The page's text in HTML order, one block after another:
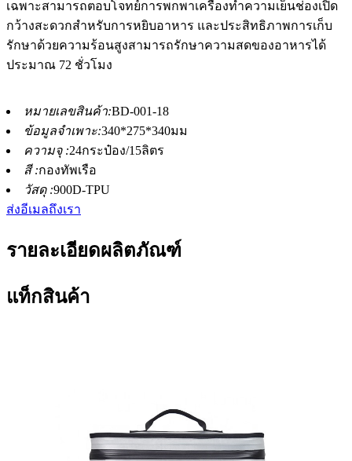
เฉพาะสามารถตอบโจทย์การพกพาเครื่องทำความเย็นช่องเปิด
กว้างสะดวกสำหรับการหยิบอาหาร และประสิทธิภาพการเก็บ
รักษาด้วยความร้อนสูงสามารถรักษาความสดของอาหารได้
ประมาณ 72 ชั่วโมง
หมายเลขสินค้า:BD-001-18
ข้อมูลจำเพาะ:340*275*340มม
ความจุ :24กระป๋อง/15ลิตร
สี :กองทัพเรือ
วัสดุ :900D-TPU
ส่งอีเมลถึงเรา
รายละเอียดผลิตภัณฑ์
แท็กสินค้า